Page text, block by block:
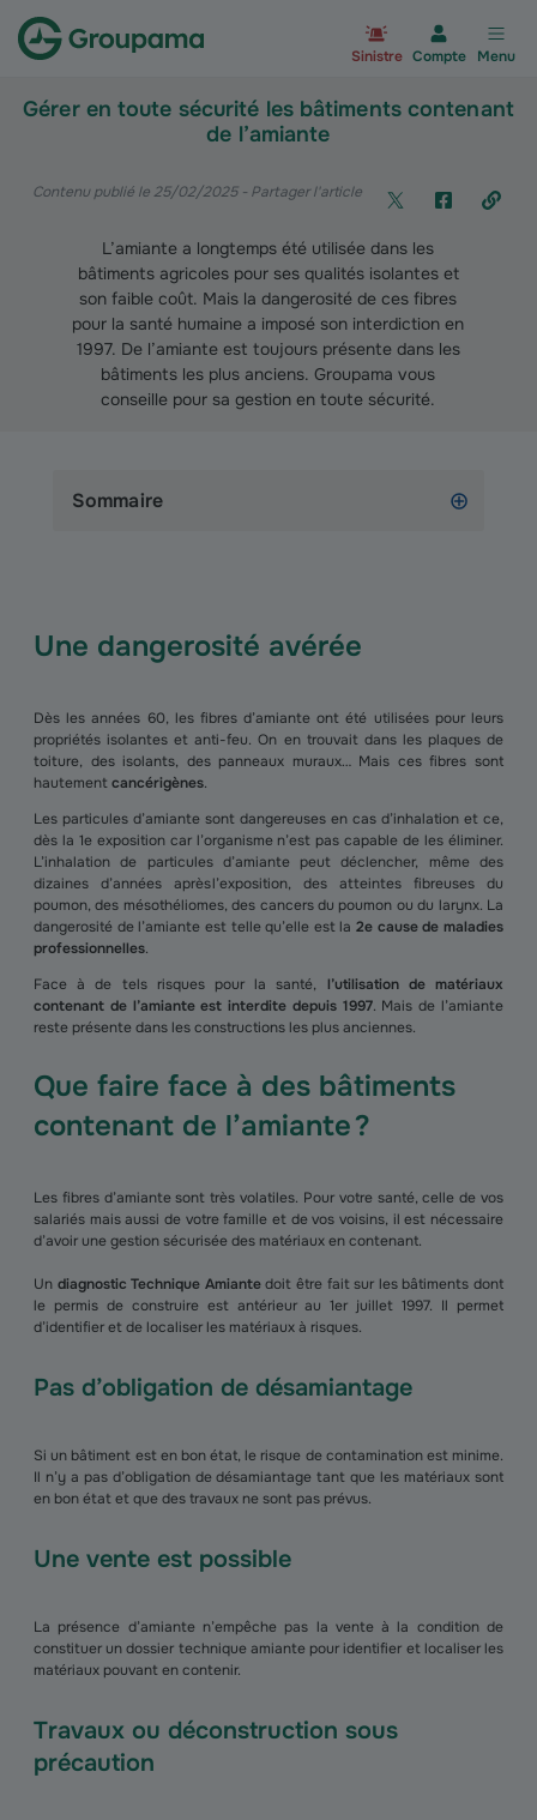
Sinistre Compte Menu
Gérer en toute sécurité les bâtiments contenant
de l’amiante
Contenu publié le 25/02/2025- Partager l'article
L’amiante a longtemps été utilisée dans les
bâtiments agricoles pour ses qualités isolantes et
son faible coût. Mais la dangerosité de ces fibres
pour la santé humaine a imposé son interdiction en
1997. De l’amiante est toujours présente dans les
bâtiments les plus anciens. Groupama vous
conseille pour sa gestion en toute sécurité.
Sommaire
Une dangerosité avérée
Dès les années 60, les fibres d’amiante ont été utilisées pour leurs
propriétés isolantes et anti-feu. On en trouvait dans les plaques de
toiture, des isolants, des panneaux muraux… Mais ces fibres sont
hautementcancérigènes.
Les particules d’amiante sont dangereuses en cas d’inhalation et ce,
dès la 1e exposition car l’organisme n’est pas capable de les éliminer.
L’inhalation de particules d’amiante peut déclencher, même des
dizaines d’années après l’exposition, des atteintes fibreuses du
poumon, des mésothéliomes, des cancers du poumon ou du larynx. La
dangerosité de l’amiante est telle qu’elle est la2e cause de maladies
professionnelles.
Face à de tels risques pour la santé, l’utilisation de matériaux
contenant de l’amiante est interdite depuis 1997. Mais de l’amiante
reste présente dans les constructions les plus anciennes.
Que faire face à des bâtiments
contenant de l’amiante ?
Les fibres d’amiante sont très volatiles. Pour votre santé, celle de vos
salariés mais aussi de votre famille et de vos voisins, il est nécessaire
d’avoir une gestion sécurisée des matériaux en contenant.
Un diagnostic Technique Amiantedoit être fait sur les bâtiments dont
le permis de construire est antérieur au 1er juillet 1997. Il permet
d’identifier et de localiser les matériaux à risques.
Pas d’obligation de désamiantage
Si un bâtiment est en bon état, le risque de contamination est minime.
Il n’y a pas d’obligation de désamiantage tant que les matériaux sont
en bon état et que des travaux ne sont pas prévus.
Une vente est possible
La présence d’amiante n’empêche pas la vente à la condition de
constituer un dossier technique amiante pour identifier et localiser les
matériaux pouvant en contenir.
Travaux ou déconstruction sous
précaution